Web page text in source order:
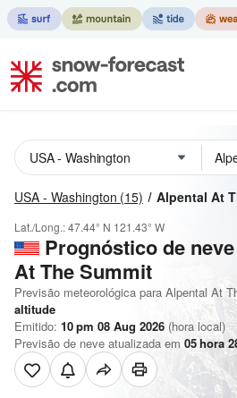
USA - Washington (15) Alpental At
Lat./Long.:47.44° N 121.43° W
Prognóstico de
At The Summit
Previsão meteorológica para Alpental At
altitude
Emitido: 10 pm 08 Aug 2026 (hora local)
Previsão de neve atualizada em 05hora